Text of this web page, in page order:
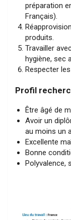
préparation
Français).
produits.
Travailler
hygiène, sec
Respecter
Profil
Être âgé de
Avoir un
au moins un
Excellente
Bonne
Polyvalence,